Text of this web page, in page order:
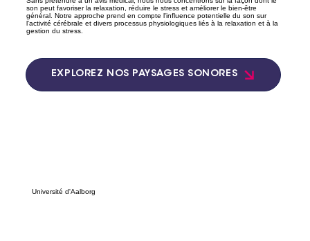
son peut favoriser la relaxation, réduire le stress et améliorer le bien-être
général. Notre approche prend en compte l'influence potentielle du son sur
l'activité cérébrale et divers processus physiologiques liés à la relaxation et à la
gestion du stress.
EXPLOREZ NOS PAYSAGES SONORES
Université d'Aalborg